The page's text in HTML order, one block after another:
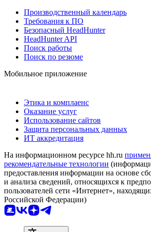
Производственный календарь
Требования к ПО
Безопасный HeadHunter
HeadHunter API
Поиск работы
Поиск по резюме
Мобильное приложение
Этика и комплаенс
Оказание услуг
Использование сайтов
Защита персональных данных
ИТ аккредитация
На информационном ресурсе hh.ru
рекомендательные технологии
предоставления информации на основе
и анализа сведений, относящихся к
пользователей сети «Интернет»,
Российской Федерации)